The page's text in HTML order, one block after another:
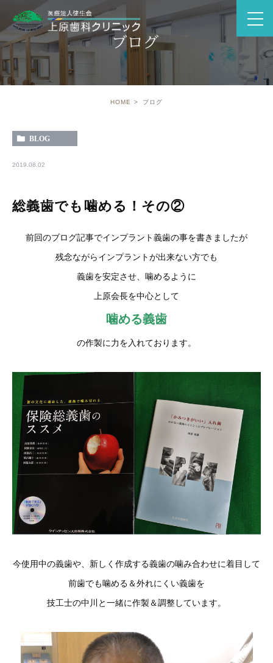
ブログ
HOME ブログ
BLOG
2019.08.02
総義歯でも噛める！その②
前回のブログ記事でインプラント義歯の事を書きましたが
残念ながらインプラントが出来ない方でも
義歯を安定させ、噛めるように
上原会長を中心として
噛める義歯
の作製に力を入れております。
今使用中の義歯や、新しく作成する義歯の噛み合わせに着目して
前歯でも噛める＆外れにくい義歯を
技工士の中川と一緒に作製＆調整しています。